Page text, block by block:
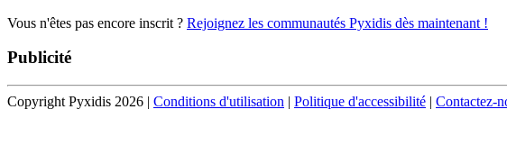
Vous n'êtes pas encore inscrit ? Rejoignez les communautés Pyxidis dès maintenant !
Publicité
Copyright Pyxidis 2026 | Conditions d'utilisation | Politique d'accessibilité | Contactez-